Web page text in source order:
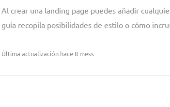
Al crear una landing page puedes añadir
guía recopila posibilidades de estilo o cómo
Última actualización hace 8 mess